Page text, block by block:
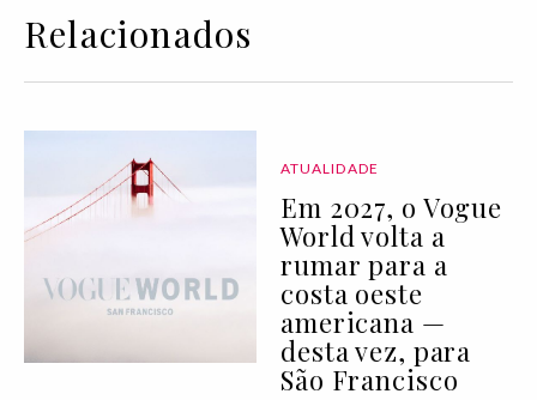
Relacionados
ATUALIDADE
Em 2027, o Vogue
World volta a
rumar para a
costa oeste
americana —
desta vez, para
São Francisco